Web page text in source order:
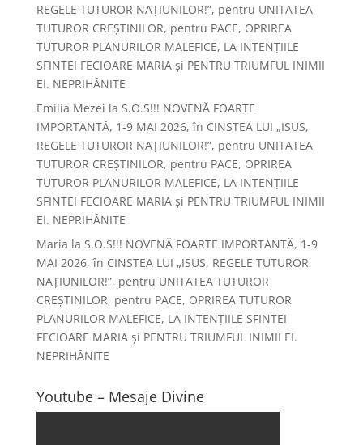
REGELE TUTUROR NAȚIUNILOR!”, pentru UNITATEA
TUTUROR CREȘTINILOR, pentru PACE, OPRIREA
TUTUROR PLANURILOR MALEFICE, LA INTENȚIILE
SFINTEI FECIOARE MARIA și PENTRU TRIUMFUL INIMII
EI. NEPRIHĂNITE
Emilia Mezei la S.O.S!!! NOVENĂ FOARTE
IMPORTANTĂ, 1-9 MAI 2026, în CINSTEA LUI „ISUS,
REGELE TUTUROR NAȚIUNILOR!”, pentru UNITATEA
TUTUROR CREȘTINILOR, pentru PACE, OPRIREA
TUTUROR PLANURILOR MALEFICE, LA INTENȚIILE
SFINTEI FECIOARE MARIA și PENTRU TRIUMFUL INIMII
EI. NEPRIHĂNITE
Maria la S.O.S!!! NOVENĂ FOARTE IMPORTANTĂ, 1-9
MAI 2026, în CINSTEA LUI „ISUS, REGELE TUTUROR
NAȚIUNILOR!”, pentru UNITATEA TUTUROR
CREȘTINILOR, pentru PACE, OPRIREA TUTUROR
PLANURILOR MALEFICE, LA INTENȚIILE SFINTEI
FECIOARE MARIA și PENTRU TRIUMFUL INIMII EI.
NEPRIHĂNITE
Youtube – Mesaje Divine